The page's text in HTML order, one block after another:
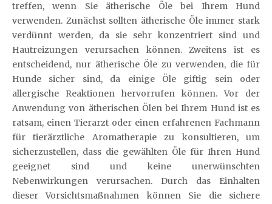
treffen, wenn Sie ätherische Öle bei Ihrem Hund
verwenden. Zunächst sollten ätherische Öle immer stark
verdünnt werden, da sie sehr konzentriert sind und
Hautreizungen verursachen können. Zweitens ist es
entscheidend, nur ätherische Öle zu verwenden, die für
Hunde sicher sind, da einige Öle giftig sein oder
allergische Reaktionen hervorrufen können. Vor der
Anwendung von ätherischen Ölen bei Ihrem Hund ist es
ratsam, einen Tierarzt oder einen erfahrenen Fachmann
für tierärztliche Aromatherapie zu konsultieren, um
sicherzustellen, dass die gewählten Öle für Ihren Hund
geeignet sind und keine unerwünschten
Nebenwirkungen verursachen. Durch das Einhalten
dieser Vorsichtsmaßnahmen können Sie die sichere